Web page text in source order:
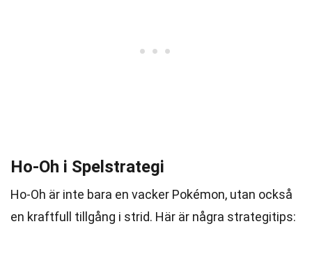
Ho-Oh i Spelstrategi
Ho-Oh är inte bara en vacker Pokémon, utan också
en kraftfull tillgång i strid. Här är några strategitips: